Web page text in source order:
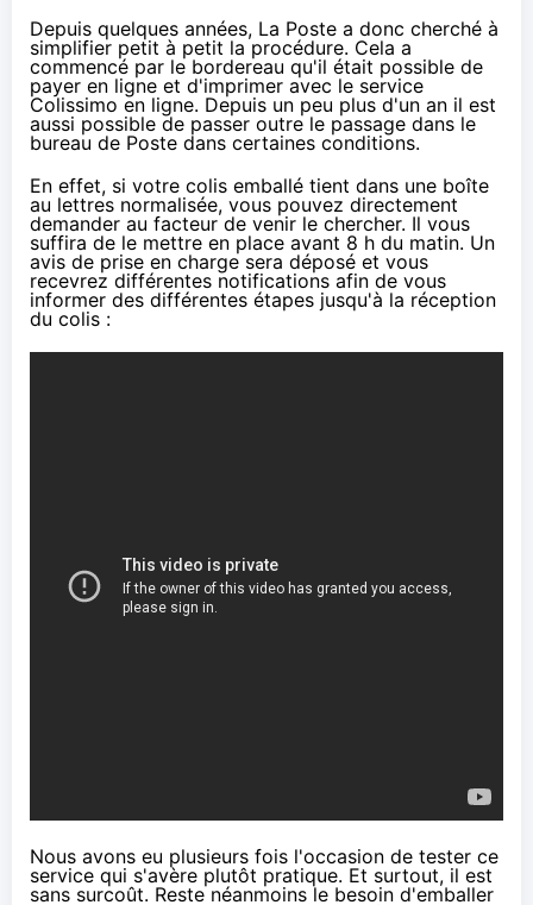
Depuis quelques années, La Poste a donc cherché à
simplifier petit à petit la procédure. Cela a
commencé par le bordereau qu'il était possible de
payer en ligne et d'imprimer avec le service
Colissimo en ligne. Depuis un peu plus d'un an il est
aussi possible de passer outre le passage dans le
bureau de Poste dans certaines conditions.
En effet, si votre colis emballé tient dans une boîte
au lettres normalisée, vous pouvez directement
demander au facteur de venir le chercher. Il vous
suffira de le mettre en place avant 8 h du matin. Un
avis de prise en charge sera déposé et vous
recevrez différentes notifications afin de vous
informer des différentes étapes jusqu'à la réception
du colis :
Nous avons eu plusieurs fois l'occasion de tester ce
service qui s'avère plutôt pratique. Et surtout, il est
sans surcoût. Reste néanmoins le besoin d'emballer